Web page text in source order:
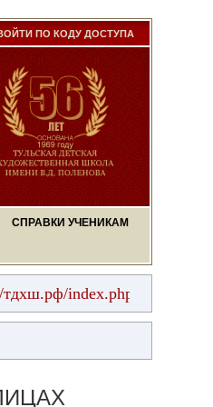
ПО КОДУ ДОСТУПА
СПРАВКИ УЧЕНИКАМ